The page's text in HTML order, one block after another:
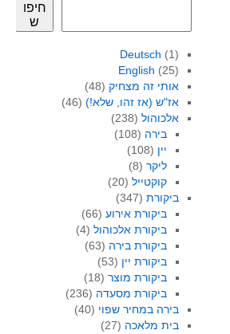
חיפו
ש
Deutsch (1)
English (25)
אותי זה מצחיק(48)
אז"ש (אז זהו, שלא!)(46)
אלכוהול(238)
בירה (108)
יין (108)
ליקר (8)
קוקטייל (20)
ביקורת(347)
ביקורת אירוע (66)
ביקורת אלכוהול (4)
ביקורת בירה (63)
ביקורת יין (53)
ביקורת מוצר (18)
ביקורת מסעדה (236)
בירה במחיר שפוי (40)
בית מלאכה (27)